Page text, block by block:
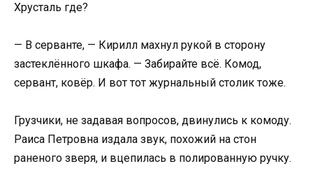
Хрусталь где?
— В серванте, — Кирилл махнул рукой в сторону
застеклённого шкафа. — Забирайте всё. Комод,
сервант, ковёр. И вот тот журнальный столик тоже.
Грузчики, не задавая вопросов, двинулись к комоду.
Раиса Петровна издала звук, похожий на стон
раненого зверя, и вцепилась в полированную ручку.